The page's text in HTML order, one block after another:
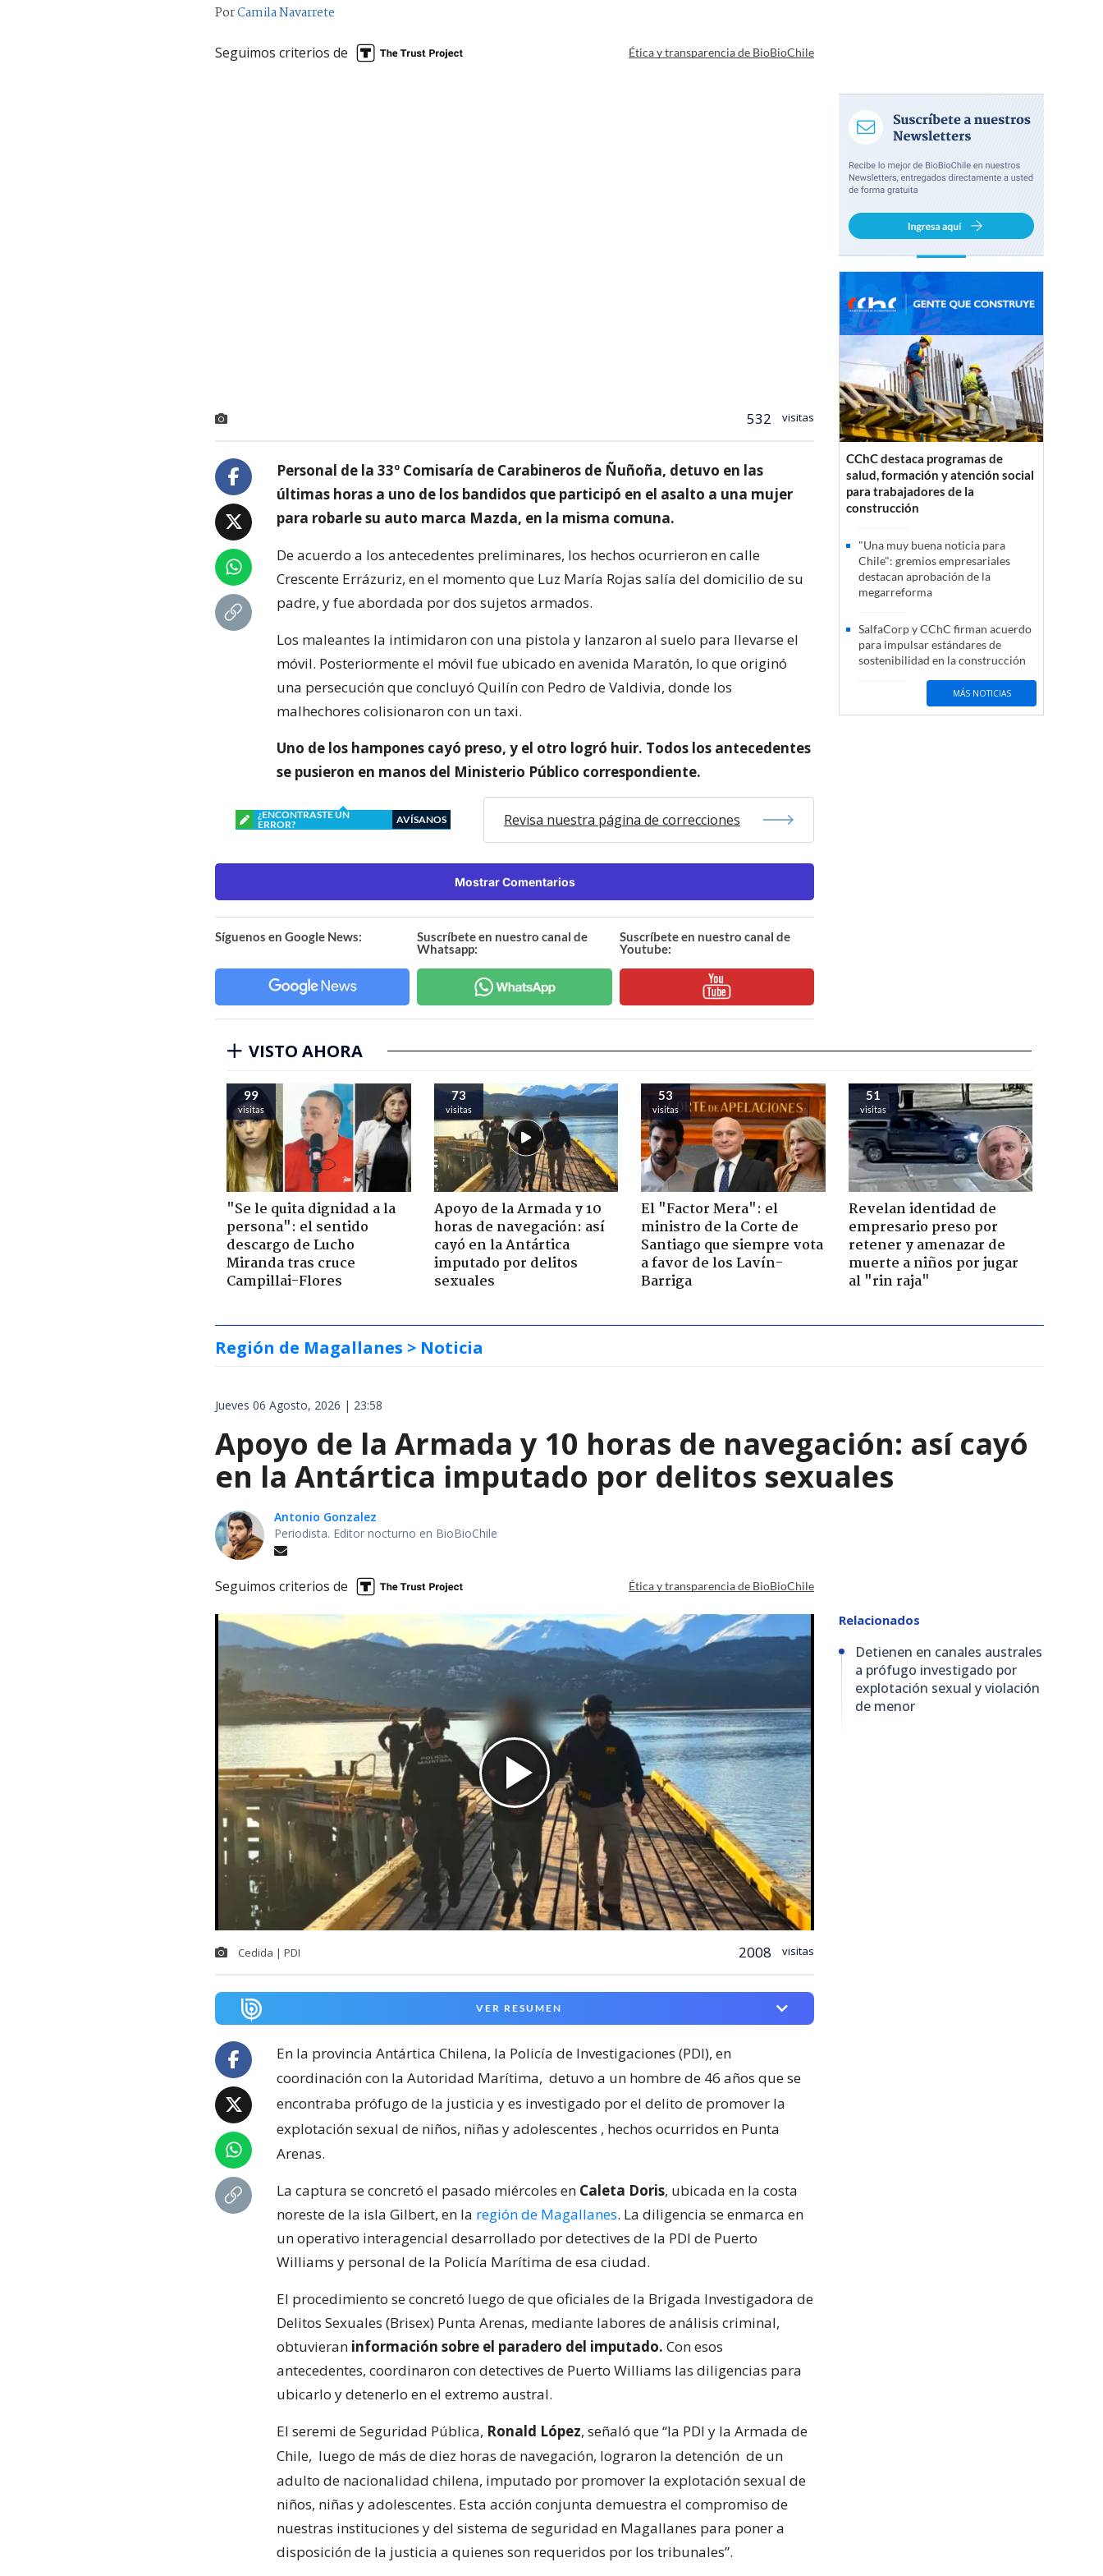
PorCamila Navarrete
Seguimos criterios de Ética y transparencia de BioBioChile
532 visitas
Personal de la 33º Comisaría de Carabineros de Ñuñoña, detuvo en las
últimas horas a uno de los bandidos que participó en el asalto a una mujer
para robarle su auto marca Mazda, en la misma comuna.
De acuerdo a los antecedentes preliminares, los hechos ocurrieron en calle
Crescente Errázuriz, en el momento que Luz María Rojas salía del domicilio de su
padre, y fue abordada por dos sujetos armados.
Los maleantes la intimidaron con una pistola y lanzaron al suelo para llevarse el
móvil. Posteriormente el móvil fue ubicado en avenida Maratón, lo que originó
una persecución que concluyó Quilín con Pedro de Valdivia, donde los
malhechores colisionaron con un taxi.
Uno de los hampones cayó preso, y el otro logró huir. Todos los antecedentes
se pusieron en manos del Ministerio Público correspondiente.
¿ENCONTRASTE UN
ERROR?
AVÍSANOS Revisa nuestra página de correcciones
Mostrar Comentarios
Síguenos en Google News:
Suscríbete en nuestro canal de
Whatsapp:
Suscríbete en nuestro canal de
Youtube:
CChC destaca programas de
salud, formación y atención social
para trabajadores de la
construcción
"Una muy buena noticia para
Chile": gremios empresariales
destacan aprobación de la
megarreforma
SalfaCorp y CChC firman acuerdo
para impulsar estándares de
sostenibilidad en la construcción
MÁS NOTICIAS
VISTO AHORA
99
visitas
"Se le quita dignidad a la
persona": el sentido
descargo de Lucho
Miranda tras cruce
Campillai-Flores
73
visitas
Apoyo de la Armada y 10
horas de navegación: así
cayó en la Antártica
imputado por delitos
sexuales
53
visitas
El "Factor Mera": el
ministro de la Corte de
Santiago que siempre vota
a favor de los Lavín-
Barriga
51
visitas
Revelan identidad de
empresario preso por
retener y amenazar de
muerte a niños por jugar
al "rin raja"
Región de Magallanes > Noticia
Jueves 06 Agosto, 2026 | 23:58
Apoyo de la Armada y 10 horas de navegación: así cayó
en la Antártica imputado por delitos sexuales
Antonio Gonzalez
Periodista. Editor nocturno en BioBioChile
Seguimos criterios de Ética y transparencia de BioBioChile
Cedida | PDI 2008 visitas
VER RESUMEN
En la provincia Antártica Chilena, la Policía de Investigaciones (PDI), en
coordinación con la Autoridad Marítima, detuvo a un hombre de 46 años que se
encontraba prófugo de la justicia y es investigado por el delito de promover la
explotación sexual de niños, niñas y adolescentes , hechos ocurridos en Punta
Arenas.
La captura se concretó el pasado miércoles en Caleta Doris, ubicada en la costa
noreste de la isla Gilbert, en la región de Magallanes. La diligencia se enmarca en
un operativo interagencial desarrollado por detectives de la PDI de Puerto
Williams y personal de la Policía Marítima de esa ciudad.
El procedimiento se concretó luego de que oficiales de la Brigada Investigadora de
Delitos Sexuales (Brisex) Punta Arenas, mediante labores de análisis criminal,
obtuvieran información sobre el paradero del imputado. Con esos
antecedentes, coordinaron con detectives de Puerto Williams las diligencias para
ubicarlo y detenerlo en el extremo austral.
El seremi de Seguridad Pública, Ronald López, señaló que “la PDI y la Armada de
Chile, luego de más de diez horas de navegación, lograron la detención de un
adulto de nacionalidad chilena, imputado por promover la explotación sexual de
niños, niñas y adolescentes. Esta acción conjunta demuestra el compromiso de
nuestras instituciones y del sistema de seguridad en Magallanes para poner a
disposición de la justicia a quienes son requeridos por los tribunales”.
Relacionados
Detienen en canales australes
a prófugo investigado por
explotación sexual y violación
de menor